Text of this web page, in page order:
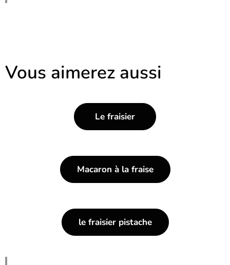
Vous aimerez aussi
Le fraisier
Macaron à la fraise
le fraisier pistache